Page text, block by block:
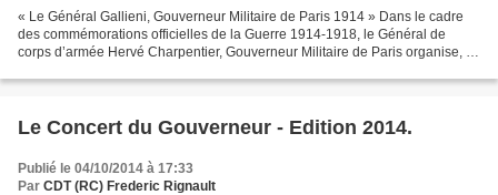
« Le Général Gallieni, Gouverneur Militaire de Paris 1914 » Dans le cadre
des commémorations officielles de la Guerre 1914-1918, le Général de
corps d’armée Hervé Charpentier, Gouverneur Militaire de Paris organise, le
Le Concert du Gouverneur - Edition 2014.
Publié le 04/10/2014 à 17:33
Par CDT (RC) Frederic Rignault